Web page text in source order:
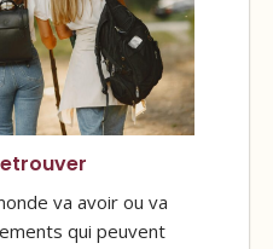
va avoir ou va
qui peuvent